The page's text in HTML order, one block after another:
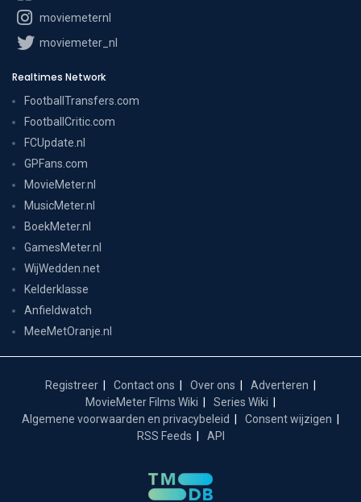
moviemeternl
moviemeter_nl
Realtimes Network
FootballTransfers.com
FootballCritic.com
FCUpdate.nl
GPFans.com
MovieMeter.nl
MusicMeter.nl
BoekMeter.nl
GamesMeter.nl
WijWedden.net
Kelderklasse
Anfieldwatch
MeeMetOranje.nl
Registreer Contact ons Over ons
Adverteren
MovieMeter Films Wiki
Series Wiki
Algemene voorwaarden en privacybeleid
Consent wijzigen
RSS Feeds
API